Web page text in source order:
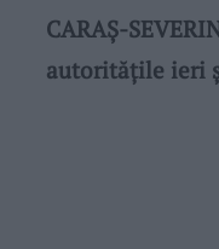
CARAȘ-
autoritățile ieri